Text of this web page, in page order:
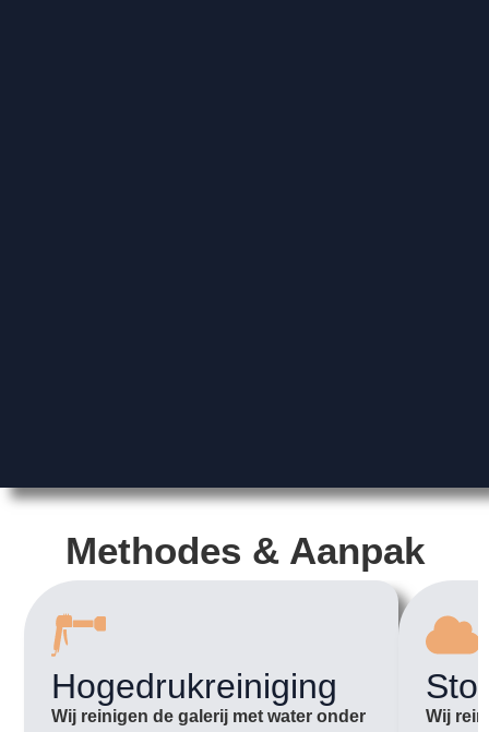
Methodes & Aanpak
Hogedrukreiniging
Wij reinigen de galerij met water onder
Wij